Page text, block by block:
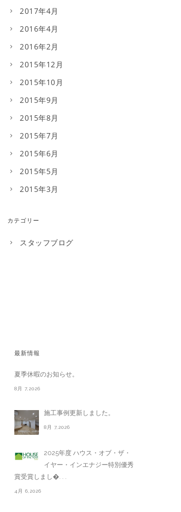
2017年4月
2016年4月
2016年2月
2015年12月
2015年10月
2015年9月
2015年8月
2015年7月
2015年6月
2015年5月
2015年3月
カテゴリー
スタッフブログ
最新情報
夏季休暇のお知らせ。
8月 7,2026
施工事例更新しました。
8月 7,2026
2025年度 ハウス・オブ・ザ・
イヤー・インエナジー特別優秀
賞受賞しまし�. . .
4月 6,2026